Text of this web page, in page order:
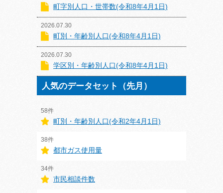
町字別人口・世帯数(令和8年4月1日)
2026.07.30
町別・年齢別人口(令和8年4月1日)
2026.07.30
学区別・年齢別人口(令和8年4月1日)
人気のデータセット（先月）
58件
町別・年齢別人口(令和2年4月1日)
38件
都市ガス使用量
34件
市民相談件数